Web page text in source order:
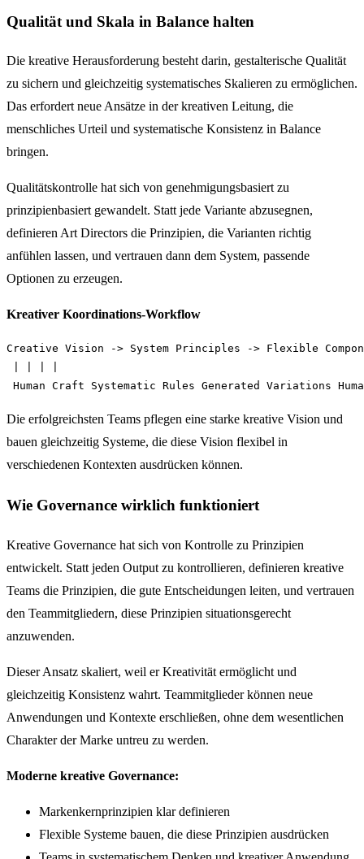
Qualität und Skala in Balance halten
Die kreative Herausforderung besteht darin, gestalterische Qualität
zu sichern und gleichzeitig systematisches Skalieren zu ermöglichen.
Das erfordert neue Ansätze in der kreativen Leitung, die
menschliches Urteil und systematische Konsistenz in Balance
bringen.
Qualitätskontrolle hat sich von genehmigungsbasiert zu
prinzipienbasiert gewandelt. Statt jede Variante abzusegnen,
definieren Art Directors die Prinzipien, die Varianten richtig
anfühlen lassen, und vertrauen dann dem System, passende
Optionen zu erzeugen.
Kreativer Koordinations-Workflow
Creative Vision -> System Principles -> Flexible
Die erfolgreichsten Teams pflegen eine starke kreative Vision und
bauen gleichzeitig Systeme, die diese Vision flexibel in
verschiedenen Kontexten ausdrücken können.
Wie Governance wirklich funktioniert
Kreative Governance hat sich von Kontrolle zu Prinzipien
entwickelt. Statt jeden Output zu kontrollieren, definieren kreative
Teams die Prinzipien, die gute Entscheidungen leiten, und vertrauen
den Teammitgliedern, diese Prinzipien situationsgerecht
anzuwenden.
Dieser Ansatz skaliert, weil er Kreativität ermöglicht und
gleichzeitig Konsistenz wahrt. Teammitglieder können neue
Anwendungen und Kontexte erschließen, ohne dem wesentlichen
Charakter der Marke untreu zu werden.
Moderne kreative Governance:
Markenkernprinzipien klar definieren
Flexible Systeme bauen, die diese Prinzipien ausdrücken